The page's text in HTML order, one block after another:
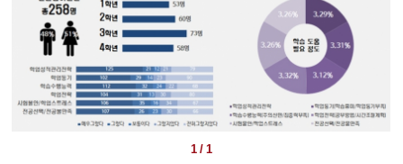
1 / 1